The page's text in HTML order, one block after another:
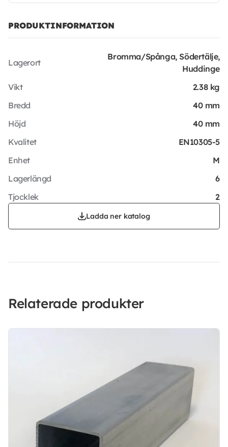
PRODUKTINFORMATION
Lagerort
Bromma/Spånga, Södertälje,
Huddinge
Vikt
2.38 kg
Bredd
40 mm
Höjd
40 mm
Kvalitet
EN10305-5
Enhet
M
Lagerlängd
6
Tjocklek
2
Ladda ner katalog
Relaterade produkter